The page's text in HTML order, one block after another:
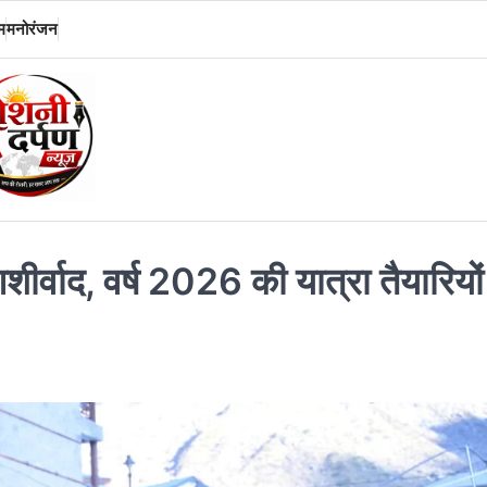
मनोरंजन
वर्ष 2026 की यात्रा तैयारियों